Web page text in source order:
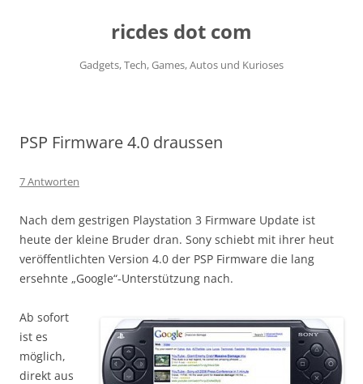
ricdes dot com
Gadgets, Tech, Games, Autos und Kurioses
PSP Firmware 4.0 draussen
7 Antworten
Nach dem gestrigen Playstation 3 Firmware Update ist
heute der kleine Bruder dran. Sony schiebt mit ihrer heut
veröffentlichten Version 4.0 der PSP Firmware die lang
ersehnte „Google“-Unterstützung nach.
Ab sofort
ist es
möglich,
direkt aus